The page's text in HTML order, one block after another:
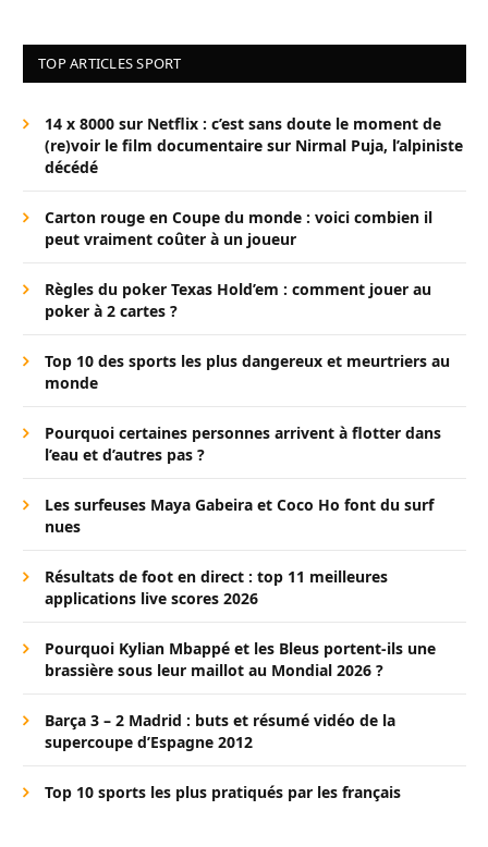
TOP ARTICLES SPORT
14 x 8000 sur Netflix : c’est sans doute le moment de
(re)voir le film documentaire sur Nirmal Puja, l’alpiniste
décédé
Carton rouge en Coupe du monde : voici combien il
peut vraiment coûter à un joueur
Règles du poker Texas Hold’em : comment jouer au
poker à 2 cartes ?
Top 10 des sports les plus dangereux et meurtriers au
monde
Pourquoi certaines personnes arrivent à flotter dans
l’eau et d’autres pas ?
Les surfeuses Maya Gabeira et Coco Ho font du surf
nues
Résultats de foot en direct : top 11 meilleures
applications live scores 2026
Pourquoi Kylian Mbappé et les Bleus portent-ils une
brassière sous leur maillot au Mondial 2026 ?
Barça 3 – 2 Madrid : buts et résumé vidéo de la
supercoupe d’Espagne 2012
Top 10 sports les plus pratiqués par les français